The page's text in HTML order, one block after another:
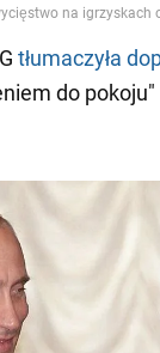
tłumaczyła
do